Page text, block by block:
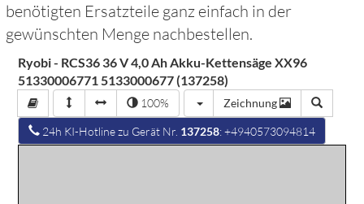
benötigten Ersatzteile ganz einfach in der
gewünschten Menge nachbestellen.
Ryobi - RCS36 36 V 4,0 Ah Akku-Kettensäge XX96
51330006771 5133000677 (137258)
100% Zeichnung
24h KI-Hotline zu Gerät Nr. 137258: +4940573094814